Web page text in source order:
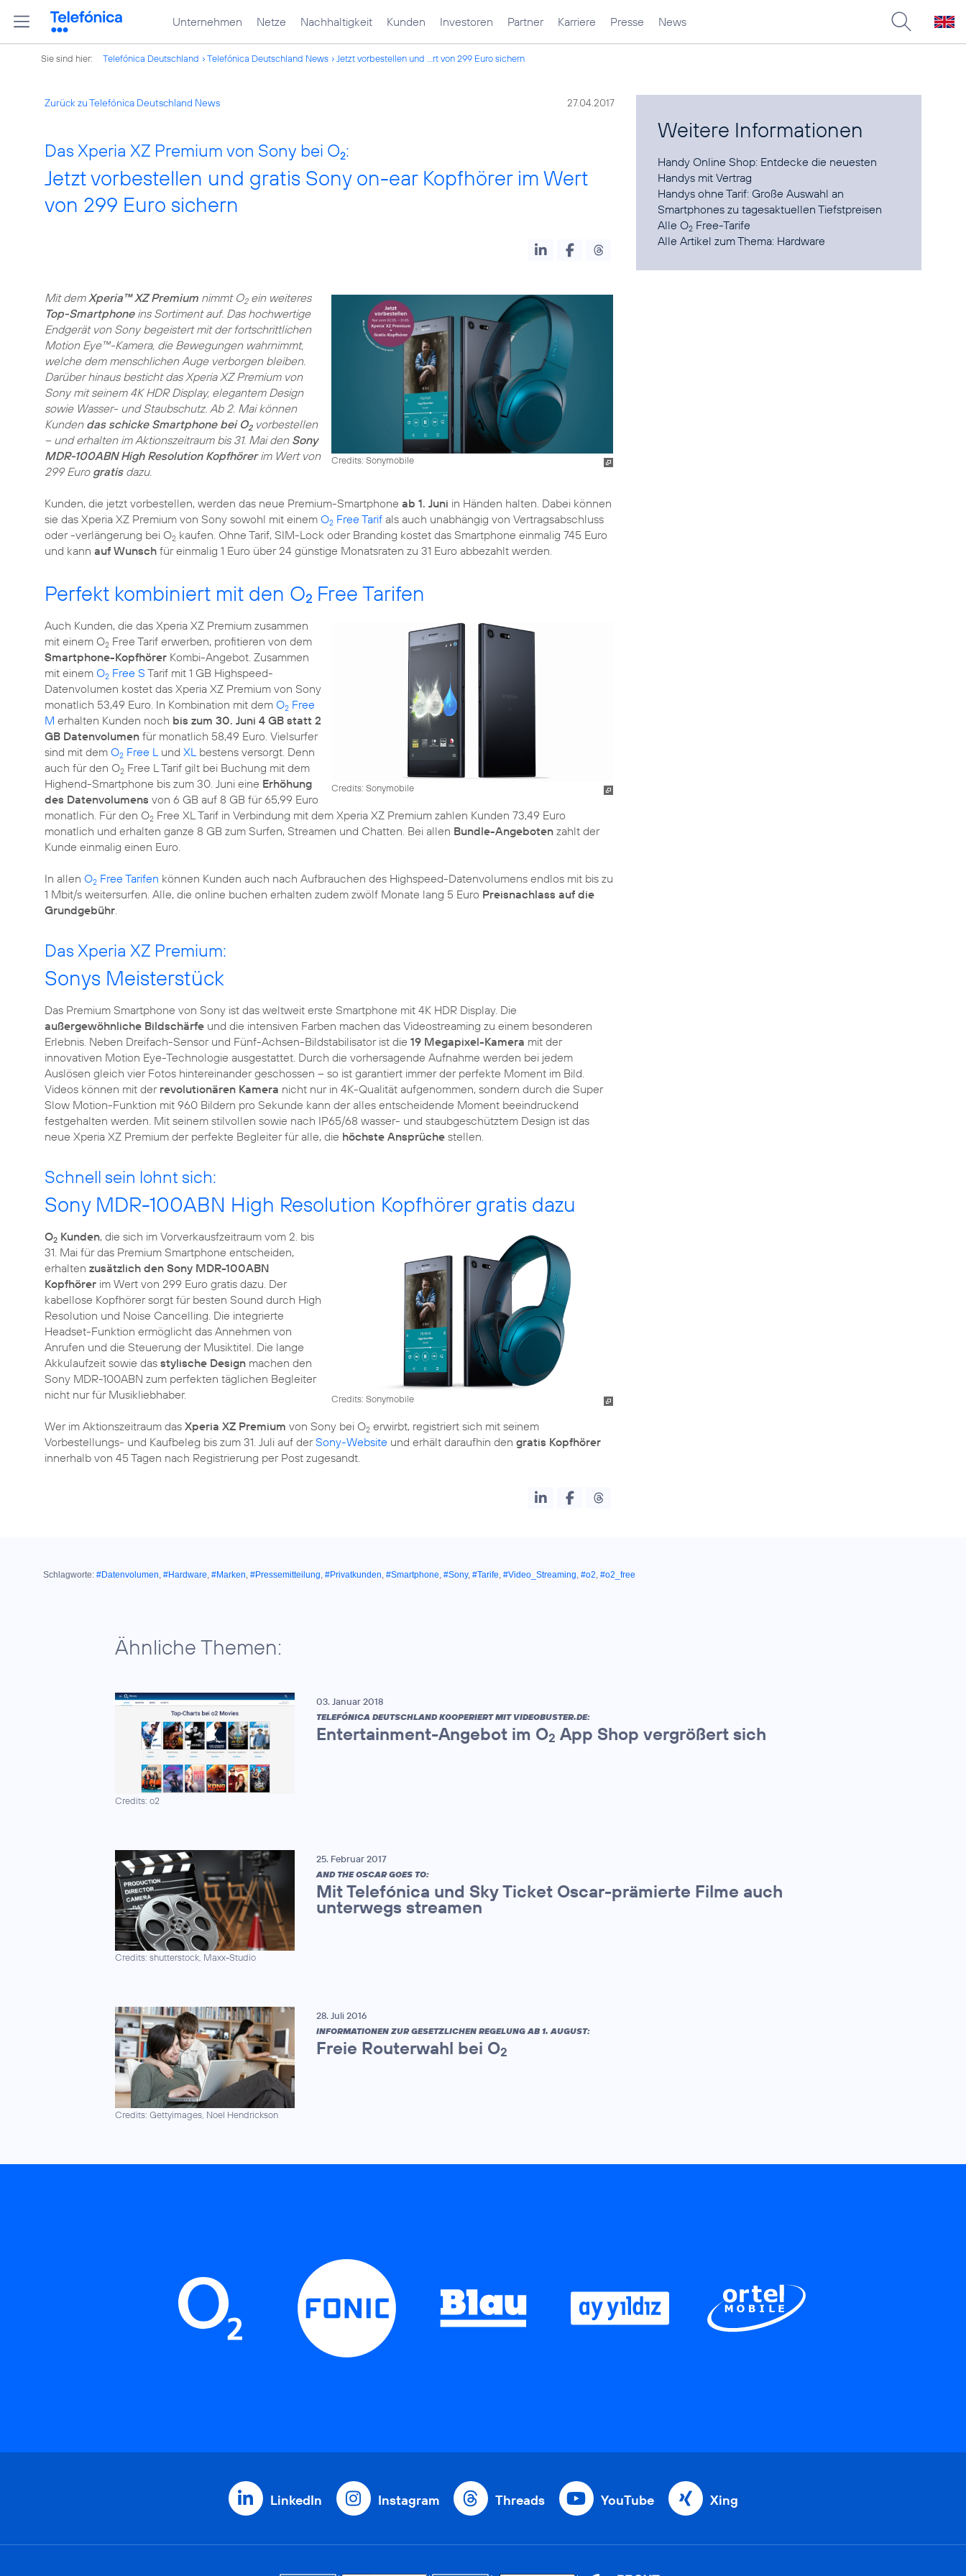
Unternehmen Netze Nachhaltigkeit Kunden Investoren Partner Karriere Presse News
Sie sind hier: Telefónica Deutschland Telefónica Deutschland News Jetzt vorbestellen und ...rt von 299 Euro sichern
Zurück zu Telefónica Deutschland News 27.04.2017
Das Xperia XZ Premium von Sony bei O2:
Jetzt vorbestellen und gratis Sony on-ear Kopfhörer im Wert
von 299 Euro sichern
Credits: Sonymobile
Mit demXperia™ XZ Premium nimmt O2ein weiteres
Top-Smartphoneins Sortiment auf. Das hochwertige
Endgerät von Sony begeistert mit der fortschrittlichen
Motion Eye™-Kamera, die Bewegungen wahrnimmt,
welche dem menschlichen Auge verborgen bleiben.
Darüber hinaus besticht das Xperia XZ Premium von
Sony mit seinem 4K HDR Display, elegantem Design
sowie Wasser- und Staubschutz. Ab 2. Mai können
Kunden das schicke Smartphone bei O2vorbestellen
– und erhalten im Aktionszeitraum bis 31. Mai den Sony
MDR-100ABN High Resolution Kopfhörerim Wert von
299 Euro gratisdazu.
Kunden, die jetzt vorbestellen, werden das neue Premium-Smartphone ab 1. Juni in Händen halten. Dabei können
sie das Xperia XZ Premium von Sony sowohl mit einem O2 Free Tarif als auch unabhängig von Vertragsabschluss
oder -verlängerung bei O2 kaufen. Ohne Tarif, SIM-Lock oder Branding kostet das Smartphone einmalig 745 Euro
und kann auf Wunsch für einmalig 1 Euro über 24 günstige Monatsraten zu 31 Euro abbezahlt werden.
Perfekt kombiniert mit den O2 Free Tarifen
Credits: Sonymobile
Auch Kunden, die das Xperia XZ Premium zusammen
mit einem O2 Free Tarif erwerben, profitieren von dem
Smartphone-Kopfhörer Kombi-Angebot. Zusammen
mit einem O2 Free S Tarif mit 1 GB Highspeed-
Datenvolumen kostet das Xperia XZ Premium von Sony
monatlich 53,49 Euro. In Kombination mit dem O2 Free
M erhalten Kunden noch bis zum 30. Juni 4 GB statt 2
GB Datenvolumen für monatlich 58,49 Euro. Vielsurfer
sind mit dem O2 Free Lund XLbestens versorgt. Denn
auch für den O2 Free L Tarif gilt bei Buchung mit dem
Highend-Smartphone bis zum 30. Juni eine Erhöhung
des Datenvolumens von 6 GB auf 8 GB für 65,99 Euro
monatlich. Für den O2 Free XL Tarif in Verbindung mit dem Xperia XZ Premium zahlen Kunden 73,49 Euro
monatlich und erhalten ganze 8 GB zum Surfen, Streamen und Chatten. Bei allen Bundle-Angeboten zahlt der
Kunde einmalig einen Euro.
In allen O2 Free Tarifen können Kunden auch nach Aufbrauchen des Highspeed-Datenvolumens endlos mit bis zu
1 Mbit/s weitersurfen. Alle, die online buchen erhalten zudem zwölf Monate lang 5 Euro Preisnachlass auf die
Grundgebühr.
Das Xperia XZ Premium:
Sonys Meisterstück
Das Premium Smartphone von Sony ist das weltweit erste Smartphone mit 4K HDR Display. Die
außergewöhnliche Bildschärfe und die intensiven Farben machen das Videostreaming zu einem besonderen
Erlebnis. Neben Dreifach-Sensor und Fünf-Achsen-Bildstabilisator ist die 19 Megapixel-Kamera mit der
innovativen Motion Eye-Technologie ausgestattet. Durch die vorhersagende Aufnahme werden bei jedem
Auslösen gleich vier Fotos hintereinander geschossen – so ist garantiert immer der perfekte Moment im Bild.
Videos können mit der revolutionären Kamera nicht nur in 4K-Qualität aufgenommen, sondern durch die Super
Slow Motion-Funktion mit 960 Bildern pro Sekunde kann der alles entscheidende Moment beeindruckend
festgehalten werden. Mit seinem stilvollen sowie nach IP65/68 wasser- und staubgeschütztem Design ist das
neue Xperia XZ Premium der perfekte Begleiter für alle, die höchste Ansprüche stellen.
Schnell sein lohnt sich:
Sony MDR-100ABN High Resolution Kopfhörer gratis dazu
Credits: Sonymobile
O2 Kunden, die sich im Vorverkausfzeitraum vom 2. bis
31. Mai für das Premium Smartphone entscheiden,
erhalten zusätzlich den Sony MDR-100ABN
Kopfhörer im Wert von 299 Euro gratis dazu. Der
kabellose Kopfhörer sorgt für besten Sound durch High
Resolution und Noise Cancelling. Die integrierte
Headset-Funktion ermöglicht das Annehmen von
Anrufen und die Steuerung der Musiktitel. Die lange
Akkulaufzeit sowie das stylische Design machen den
Sony MDR-100ABN zum perfekten täglichen Begleiter
nicht nur für Musikliebhaber.
Wer im Aktionszeitraum das Xperia XZ Premium von Sony bei O2 erwirbt, registriert sich mit seinem
Vorbestellungs- und Kaufbeleg bis zum 31. Juli auf derSony-Website und erhält daraufhin den gratis Kopfhörer
innerhalb von 45 Tagen nach Registrierung per Post zugesandt.
Weitere Informationen
Handy Online Shop: Entdecke die neuesten
Handys mit Vertrag
Handys ohne Tarif: Große Auswahl an
Smartphones zu tagesaktuellen Tiefstpreisen
AlleO2 Free-Tarife
Alle Artikel zum Thema: Hardware
Schlagworte: #Datenvolumen, #Hardware, #Marken, #Pressemitteilung, #Privatkunden, #Smartphone, #Sony, #Tarife, #Video_Streaming, #o2, #o2_free
Ähnliche Themen:
Credits: o2
03. Januar 2018
TELEFÓNICA DEUTSCHLAND KOOPERIERT MIT VIDEOBUSTER.DE:
Entertainment-Angebot im O2 App Shop vergrößert sich
Credits: shutterstock, Maxx-Studio
25. Februar 2017
AND THE OSCAR GOES TO:
Mit Telefónica und Sky Ticket Oscar-prämierte Filme auch
unterwegs streamen
Credits: Gettyimages, Noel Hendrickson
28. Juli 2016
INFORMATIONEN ZUR GESETZLICHEN REGELUNG AB 1. AUGUST:
Freie Routerwahl bei O2
LinkedIn Instagram Threads YouTube Xing